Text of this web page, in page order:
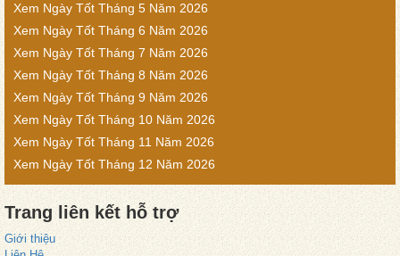
Xem Ngày Tốt Tháng 5 Năm 2026
Xem Ngày Tốt Tháng 6 Năm 2026
Xem Ngày Tốt Tháng 7 Năm 2026
Xem Ngày Tốt Tháng 8 Năm 2026
Xem Ngày Tốt Tháng 9 Năm 2026
Xem Ngày Tốt Tháng 10 Năm 2026
Xem Ngày Tốt Tháng 11 Năm 2026
Xem Ngày Tốt Tháng 12 Năm 2026
Trang liên kết hỗ trợ
Giới thiệu